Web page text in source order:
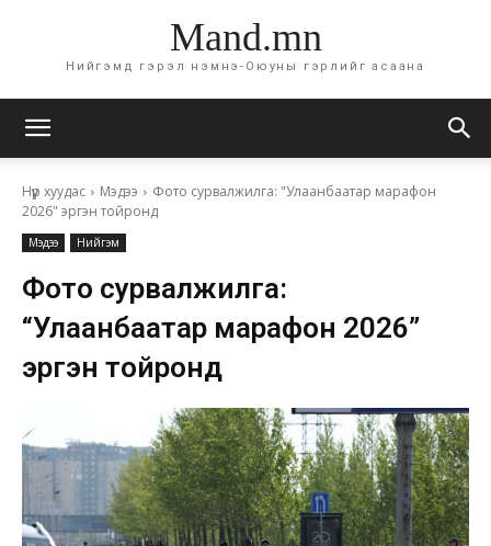
Mand.mn
Нийгэмд гэрэл нэмнэ-Оюуны гэрлийг асаана
Нүүр хуудас Мэдээ
Фото сурвалжилга: "Улаанбаатар марафон
2026" эргэн тойронд
Мэдээ Нийгэм
Фото сурвалжилга:
“Улаанбаатар марафон 2026”
эргэн тойронд